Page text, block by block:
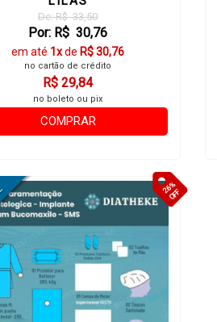
De: R$ 33,50
Por: R$ 30,76
em até 1xde R$ 30,76
no cartão de crédito
R$ 29,84
no boleto ou pix
COMPRAR
26%OFF